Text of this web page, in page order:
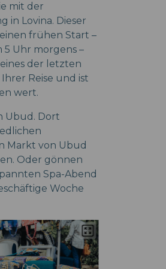
mit der
in Lovina. Dieser
frühen Start –
5 Uhr morgens –
der letzten
Reise und ist
wert.
Ubud. Dort
Markt von Ubud
Oder gönnen
Spa-Abend
Woche